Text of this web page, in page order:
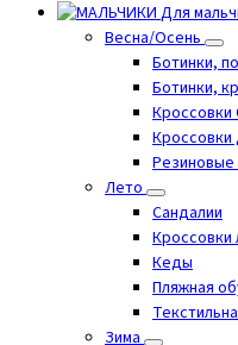
Для
Весна/Осень
Ботинки,
Ботинки,
Резиновые
Лето
Cандалии
Кроссовки
Кеды
Пляжная
Зима